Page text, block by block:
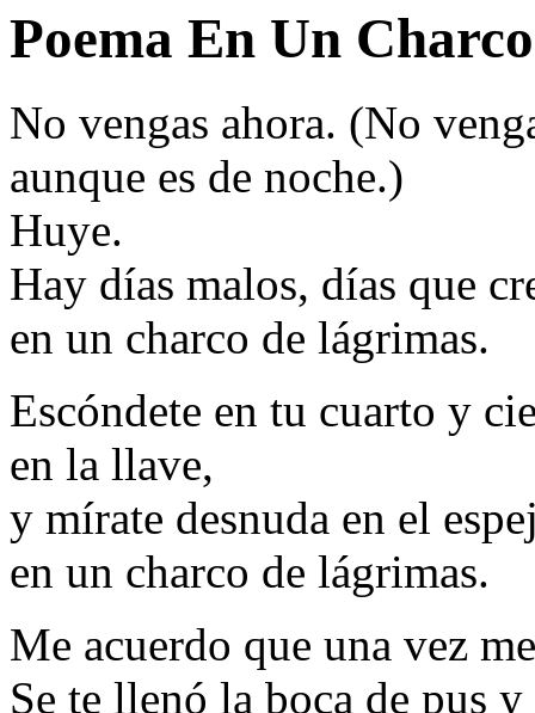
Poema En Un
No vengas ahora. (No
aunque es de noche.)
Huye.
Hay días malos, días que
en un charco de lágrimas.
Escóndete en tu cuarto y
en la llave,
y mírate desnuda en el
en un charco de lágrimas.
Me acuerdo que una vez
Se te llenó la boca de pus